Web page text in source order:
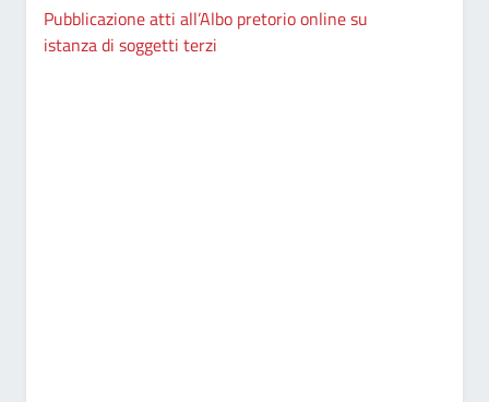
Pubblicazione atti all’Albo pretorio online su
istanza di soggetti terzi